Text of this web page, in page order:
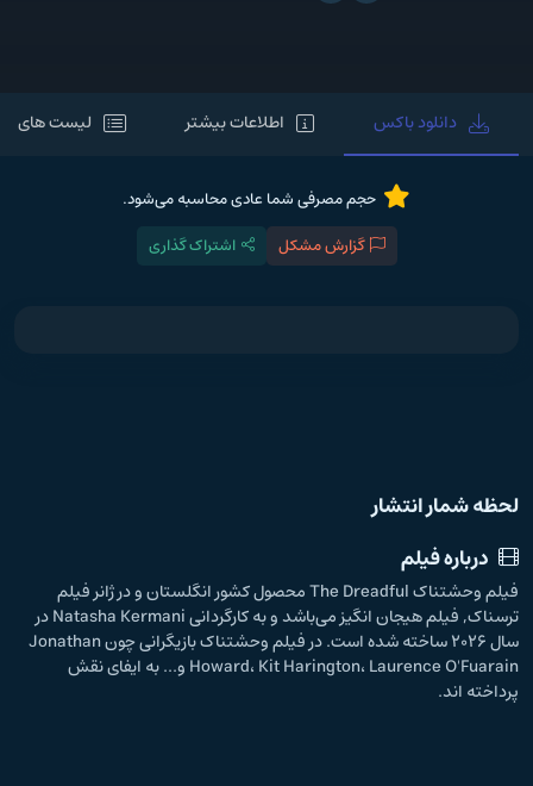
دانلود باکس اطلاعات بیشتر لیست های
حجم مصرفی شما عادی محاسبه می‌شود.
گزارش مشکل
اشتراک گذاری
لحظه شمار انتشار
درباره فیلم
فیلم وحشتناک The Dreadful محصول کشور انگلستان و در ژانر فیلم
ترسناک, فیلم هیجان انگیز می‌باشد و به کارگردانی Natasha Kermani در
سال 2026 ساخته شده است. در فیلم وحشتناک بازیگرانی چون Jonathan
Howard، Kit Harington، Laurence O'Fuarain و... به ایفای نقش
پرداخته اند.